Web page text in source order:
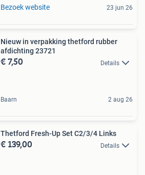
Bezoek website 23 jun 26
Nieuw in verpakking thetford rubber
afdichting 23721
€ 7,50 Details
Baarn 2 aug 26
Thetford Fresh-Up Set C2/3/4 Links
€ 139,00 Details